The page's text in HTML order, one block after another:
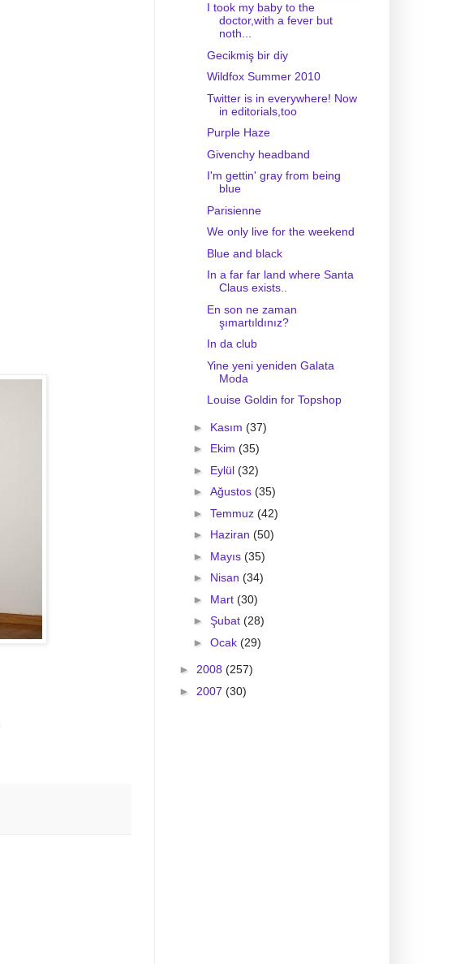
I took my baby to the
doctor,with a fever but
noth...
Gecikmiş bir diy
Wildfox Summer 2010
Twitter is in everywhere! Now
in editorials,too
Purple Haze
Givenchy headband
I'm gettin' gray from being
blue
Parisienne
We only live for the weekend
Blue and black
In a far far land where Santa
Claus exists..
En son ne zaman
şımartıldınız?
In da club
Yine yeni yeniden Galata
Moda
Louise Goldin for Topshop
► Kasım (37)
► Ekim (35)
► Eylül (32)
► Ağustos (35)
► Temmuz (42)
► Haziran (50)
► Mayıs (35)
► Nisan (34)
► Mart (30)
► Şubat (28)
► Ocak (29)
► 2008 (257)
► 2007 (30)